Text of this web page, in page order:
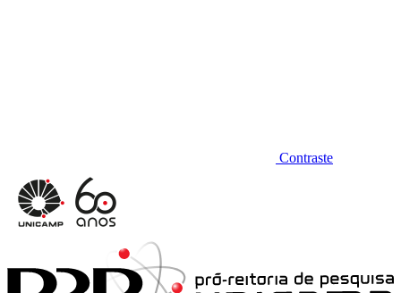
Contraste